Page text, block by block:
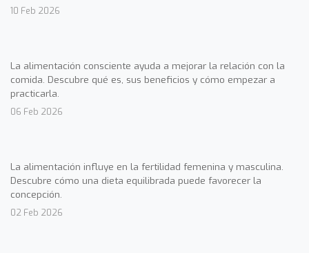
10 Feb 2026
La alimentación consciente ayuda a mejorar la relación con la
comida. Descubre qué es, sus beneficios y cómo empezar a
practicarla.
06 Feb 2026
La alimentación influye en la fertilidad femenina y masculina.
Descubre cómo una dieta equilibrada puede favorecer la
concepción.
02 Feb 2026